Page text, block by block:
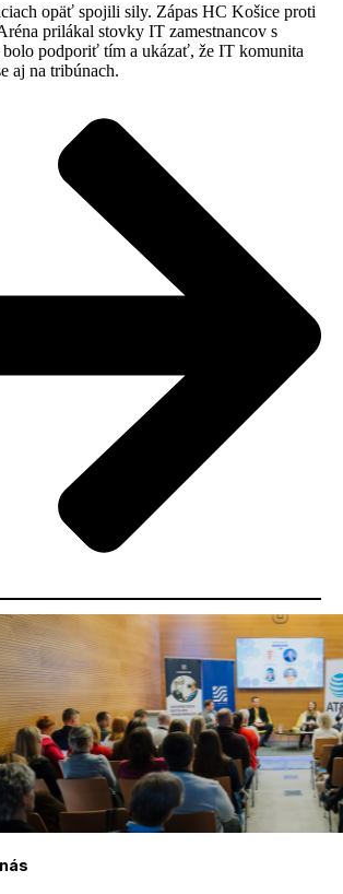
opäť spojili sily. Zápas HC Košice proti
prilákal stovky IT zamestnancov s
podporiť tím a ukázať, že IT komunita
aj na tribúnach.